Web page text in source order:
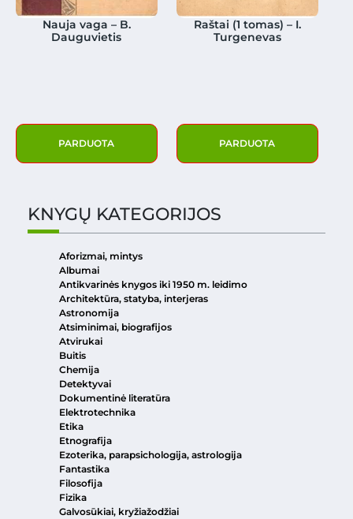
Nauja vaga – B.
Dauguvietis
PARDUOTA
Raštai (1 tomas) – I.
Turgenevas
PARDUOTA
KNYGŲ KATEGORIJOS
Aforizmai, mintys
Albumai
Antikvarinės knygos iki 1950 m. leidimo
Architektūra, statyba, interjeras
Astronomija
Atsiminimai, biografijos
Atvirukai
Buitis
Chemija
Detektyvai
Dokumentinė literatūra
Elektrotechnika
Etika
Etnografija
Ezoterika, parapsichologija, astrologija
Fantastika
Filosofija
Fizika
Galvosūkiai, kryžiažodžiai